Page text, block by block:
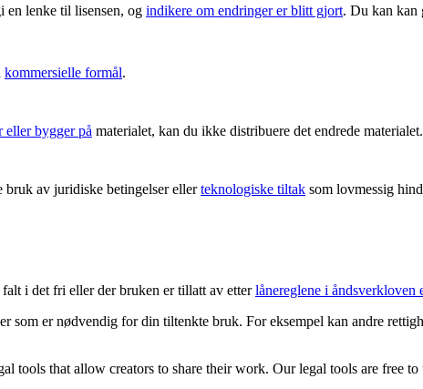
en lenke til lisensen, og indikere om endringer er blitt gjort. Du kan kan
kommersielle formål.
eller bygger på materialet, kan du ikke distribuere det endrede materialet.
av juridiske betingelser ellerteknologiske tiltak som lovmessig
i det fri eller der bruken er tillatt av etterlånereglene i åndsverkloven
som er nødvendig for din tiltenkte bruk. For eksempel kan andre
tools that allow creators to share their work. Our legal tools are free to